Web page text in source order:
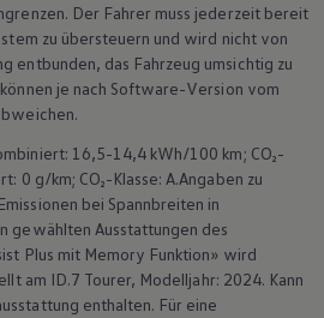
Der Fahrer muss jederzeit bereit
zu übersteuern und wird nicht von
entbunden, das Fahrzeug umsichtig zu
je nach Software-Version vom
16,5-14,4 kWh/100 km; CO₂-
0 g/km; CO₂-Klasse: A.Angaben zu
bei Spannbreiten in
gewählten Ausstattungen des
Plus mit Memory Funktion» wird
am ID.7 Tourer, Modelljahr: 2024. Kann
enthalten. Für eine